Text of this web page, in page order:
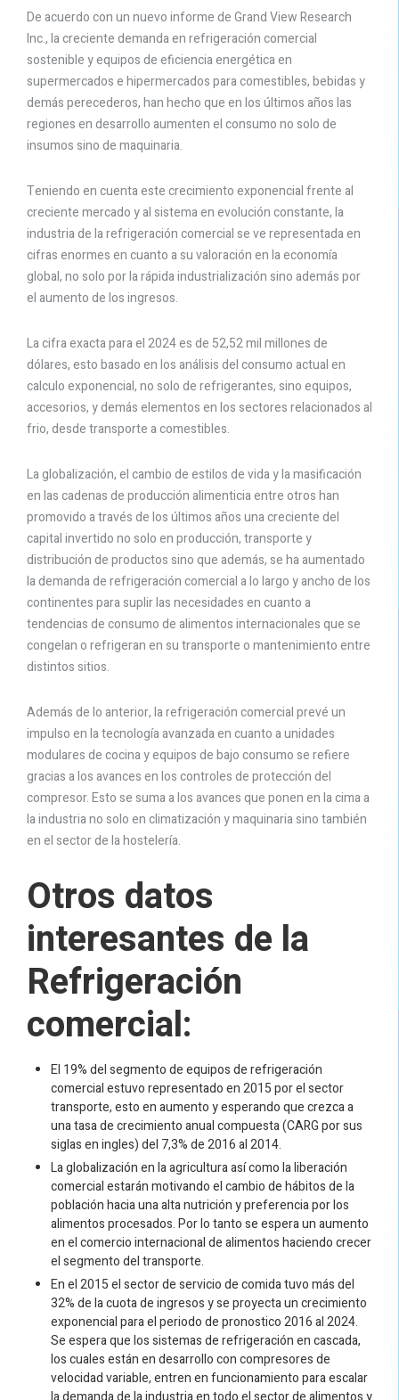
De acuerdo con un nuevo informe de Grand View Research
Inc., la creciente demanda en refrigeración comercial
sostenible y equipos de eficiencia energética en
supermercados e hipermercados para comestibles, bebidas y
demás perecederos, han hecho que en los últimos años las
regiones en desarrollo aumenten el consumo no solo de
insumos sino de maquinaria.
Teniendo en cuenta este crecimiento exponencial frente al
creciente mercado y al sistema en evolución constante, la
industria de la refrigeración comercial se ve representada en
cifras enormes en cuanto a su valoración en la economía
global, no solo por la rápida industrialización sino además por
el aumento de los ingresos.
La cifra exacta para el 2024 es de 52,52 mil millones de
dólares, esto basado en los análisis del consumo actual en
calculo exponencial, no solo de refrigerantes, sino equipos,
accesorios, y demás elementos en los sectores relacionados al
frio, desde transporte a comestibles.
La globalización, el cambio de estilos de vida y la masificación
en las cadenas de producción alimenticia entre otros han
promovido a través de los últimos años una creciente del
capital invertido no solo en producción, transporte y
distribución de productos sino que además, se ha aumentado
la demanda de refrigeración comercial a lo largo y ancho de los
continentes para suplir las necesidades en cuanto a
tendencias de consumo de alimentos internacionales que se
congelan o refrigeran en su transporte o mantenimiento entre
distintos sitios.
Además de lo anterior, la refrigeración comercial prevé un
impulso en la tecnología avanzada en cuanto a unidades
modulares de cocina y equipos de bajo consumo se refiere
gracias a los avances en los controles de protección del
compresor. Esto se suma a los avances que ponen en la cima a
la industria no solo en climatización y maquinaria sino también
en el sector de la hostelería.
Otros datos
interesantes de la
Refrigeración
comercial:
El 19% del segmento de equipos de refrigeración
comercial estuvo representado en 2015 por el sector
transporte, esto en aumento y esperando que crezca a
una tasa de crecimiento anual compuesta (CARG por sus
siglas en ingles) del 7,3% de 2016 al 2014.
La globalización en la agricultura así como la liberación
comercial estarán motivando el cambio de hábitos de la
población hacia una alta nutrición y preferencia por los
alimentos procesados. Por lo tanto se espera un aumento
en el comercio internacional de alimentos haciendo crecer
el segmento del transporte.
En el 2015 el sector de servicio de comida tuvo más del
32% de la cuota de ingresos y se proyecta un crecimiento
exponencial para el periodo de pronostico 2016 al 2024.
Se espera que los sistemas de refrigeración en cascada,
los cuales están en desarrollo con compresores de
velocidad variable, entren en funcionamiento para escalar